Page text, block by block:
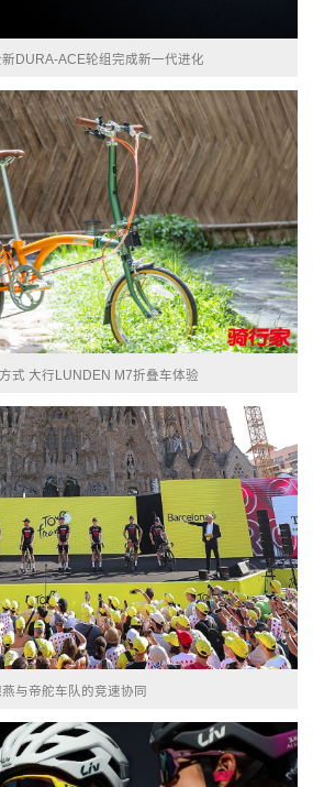
新DURA-ACE轮组完成新一代进化
式 大行LUNDEN M7折叠车体验
燕与帝舵车队的竞速协同